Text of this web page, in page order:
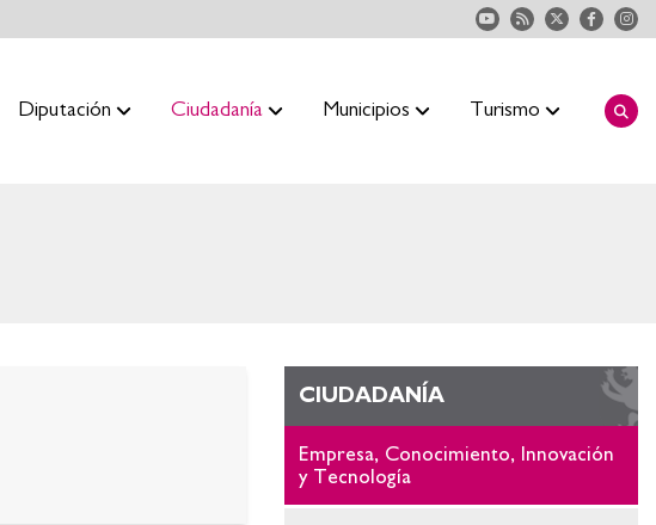
Diputación Ciudadanía Municipios Turismo
CIUDADANÍA
Empresa, Conocimiento, Innovación
y Tecnología